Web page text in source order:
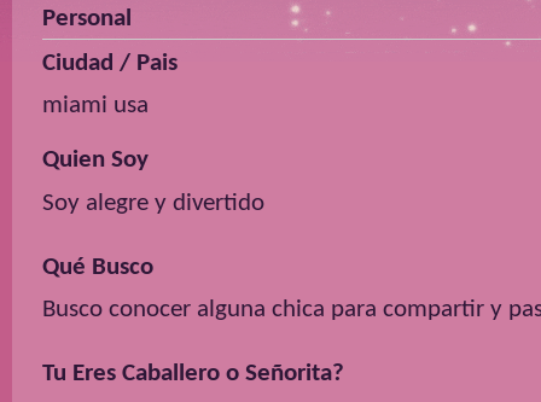
Personal
Ciudad / Pais
miami usa
Quien Soy
Soy alegre y divertido
Qué Busco
Busco conocer alguna chica para compartir y
Tu Eres Caballero o Señorita?